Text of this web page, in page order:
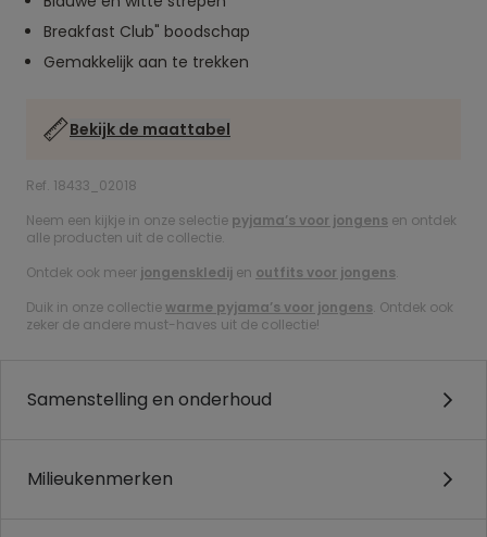
Breakfast Club" boodschap
Gemakkelijk aan te trekken
Bekijk de maattabel
Ref. 18433_02018
Neem een kijkje in onze selectie pyjama’s voor jongens en ontdek
alle producten uit de collectie.
Ontdek ook meer jongenskledij en outfits voor jongens.
Duik in onze collectiewarme pyjama’s voor jongens. Ontdek ook
zeker de andere must-haves uit de collectie!
Samenstelling en onderhoud
Milieukenmerken